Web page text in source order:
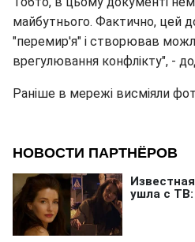
майбутнього. Фактично, цей
"перемир'я" і створював
врегулювання конфлікту", -
Раніше в мережі висміяли